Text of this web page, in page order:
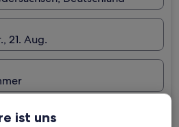
21. Aug.
ist uns